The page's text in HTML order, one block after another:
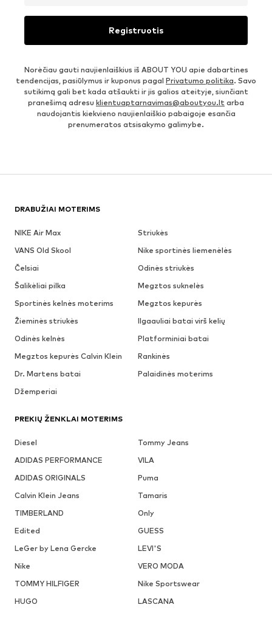
Registruotis
Norėčiau gauti naujienlaiškius iš ABOUT YOU apie dabartines
tendencijas, pasiūlymus ir kuponus pagal Privatumo politika. Savo
sutikimą gali bet kada atšaukti ir jis galios ateityje, siunčiant
pranešimą adresu klientuaptarnavimas@aboutyou.lt arba
naudojantis kiekvieno naujienlaiškio pabaigoje esančia
prenumeratos atsisakymo galimybe.
DRABUŽIAI MOTERIMS
NIKE Air Max
Striukės
VANS Old Skool
Nike sportinės liemenėlės
Čelsiai
Odinės striukės
Šalikėliai pilka
Megztos suknelės
Sportinės kelnės moterims
Megztos kepurės
Žieminės striukės
Ilgaauliai batai virš kelių
Odinės kelnės
Platforminiai batai
Megztos kepurės Calvin Klein
Rankinės
Dr. Martens batai
Palaidinės moterims
Džemperiai
PREKIŲ ŽENKLAI MOTERIMS
Diesel
Tommy Jeans
ADIDAS PERFORMANCE
VILA
ADIDAS ORIGINALS
Puma
Calvin Klein Jeans
Tamaris
TIMBERLAND
Only
Edited
GUESS
LeGer by Lena Gercke
LEVI'S
Nike
VERO MODA
TOMMY HILFIGER
Nike Sportswear
HUGO
LASCANA